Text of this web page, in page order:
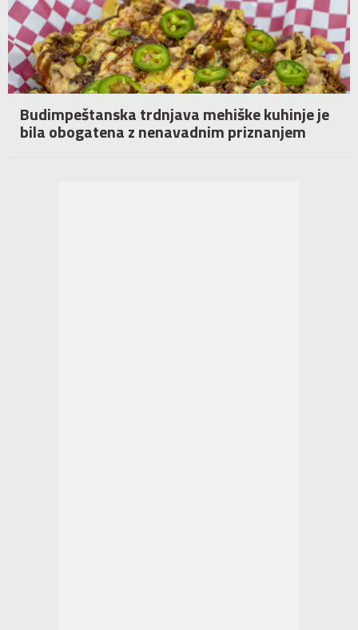
Budimpeštanska trdnjava mehiške kuhinje je
bila obogatena z nenavadnim priznanjem